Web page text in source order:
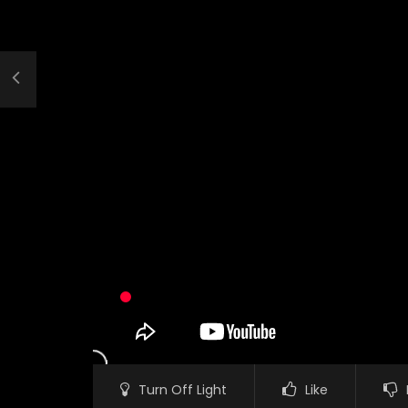
Turn Off Light Like